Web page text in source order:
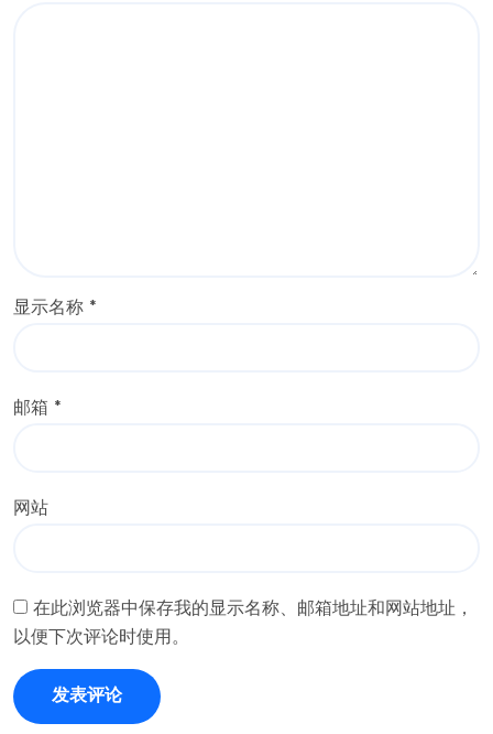
显示名称 *
邮箱 *
网站
在此浏览器中保存我的显示名称、邮箱地址和网站地址，
以便下次评论时使用。